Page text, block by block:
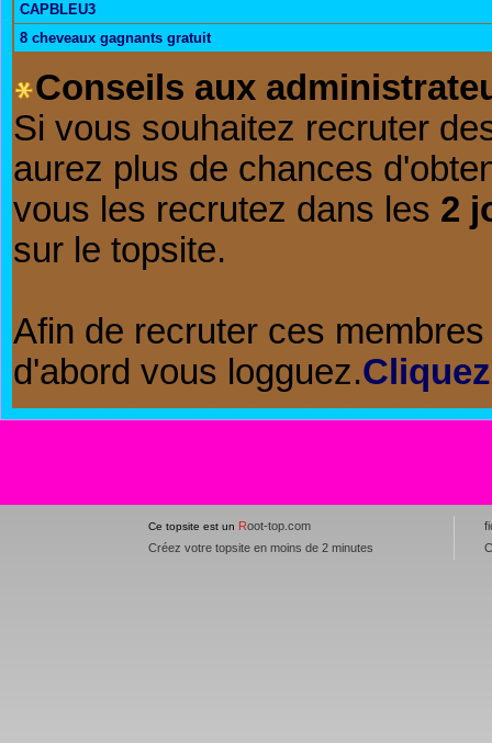
CAPBLEU3
8 cheveaux gagnants gratuit
Conseils aux
Si vous souhaitez recruter
aurez plus de chances
vous les recrutez dans les 2
sur le topsite.
Afin de recruter ces
d'abord vous logguez.
Ce topsite est un Root-top.com
Créez votre topsite en moins de 2 minutes